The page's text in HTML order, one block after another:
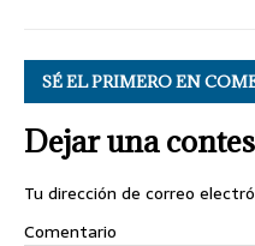
SÉ EL PRIMERO EN
Dejar una
Tu dirección de correo
Comentario